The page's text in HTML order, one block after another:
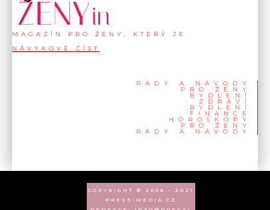
MAGAZÍN PRO ŽENY, KTERÝ JE
NÁVYKOVÉ ČÍST
RADY A NÁVODY
PRO ŽENY
BYDLENÍ
ZDRAVÍ
BYDLENÍ
FINANCE
HOROSKOPY
PRO ŽENY
RADY A NÁVODY
COPYRIGHT © 2008 - 2021
PRESS-MEDIA.CZ